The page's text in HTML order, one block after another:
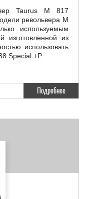
Taurus M 817
револьвера M
используемым
из
использовать
Special +P.
Подробнее